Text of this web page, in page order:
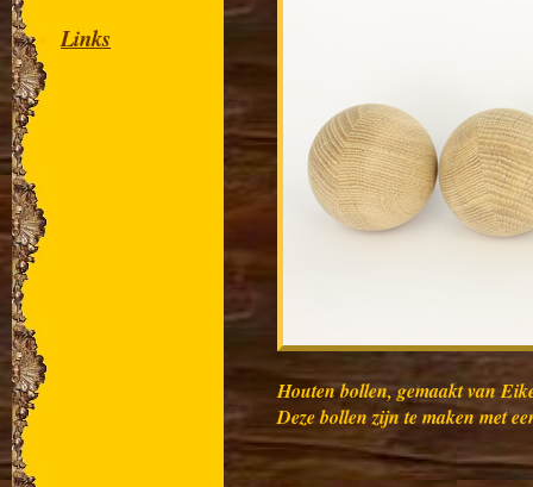
Links
Houten bollen, gemaakt van
Deze bollen zijn te maken met